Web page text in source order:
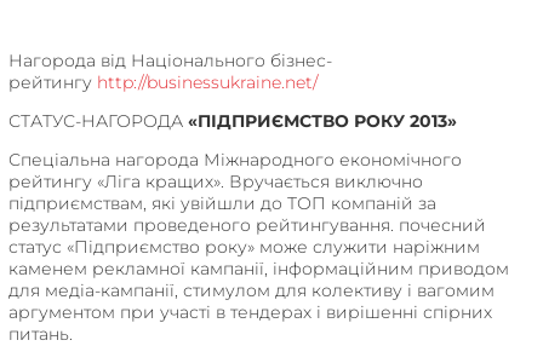
Нагорода від Національного бізнес-
рейтингу http://businessukraine.net/
СТАТУС-​​НАГОРОДА «ПІДПРИЄМСТВО РОКУ 2013»
Спеціальна нагорода Міжнародного економічного
рейтингу «Ліга кращих». Вручається виключно
підприємствам, які увійшли до ТОП компаній за
результатами проведеного рейтингування. почесний
статус «Підприємство року» може служити наріжним
каменем рекламної кампанії, інформаційним приводом
для медіа-кампанії, стимулом для колективу і вагомим
аргументом при участі в тендерах і вирішенні спірних
питань.